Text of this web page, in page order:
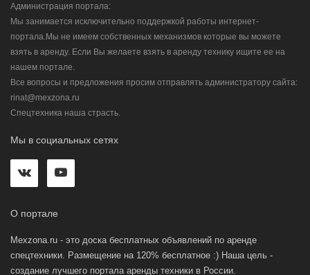
Администрация портала:
Мы занимается исключительно поддержкой работы интернет-
портала.Мы не имеем собственных механизмов которые вы можете
взять в аренду. Если Вы желаете взять в аренду технику ищите ее на
нашем портале.
Все вопросы и предложения просим отправлять администратору сайта:
rinat@mexzona.ru
Спецтехника наша страсть.
Мы в социальных сетях
О портале
Mexzona.ru - это доска бесплатных объявлений по аренде
спецтехники. Размещение на 120% бесплатное :) Наша цель -
создание лучшего портала аренды техники в России.